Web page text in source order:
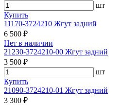
шт
Купить
11170-3724210 Жгут задний
6 500 ₽
Нет в наличии
21230-3724210-00 Жгут задний
3 500 ₽
шт
Купить
21090-3724210-01 Жгут задний
3 300 ₽